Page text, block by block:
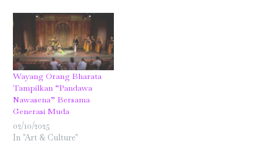
Wayang Orang Bharata
Tampilkan “Pandawa
Nawasena” Bersama
Generasi Muda
02/10/2025
In "Art & Culture"